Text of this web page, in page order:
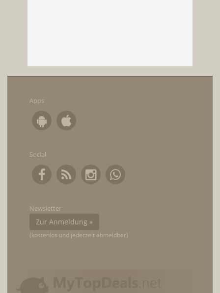
Apps
Social
Newsletter
Zur Anmeldung »
(kostenlos und jederzeit abmeldbar)